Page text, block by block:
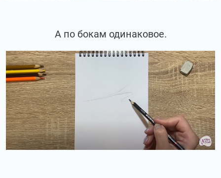
А по бокам одинаковое.